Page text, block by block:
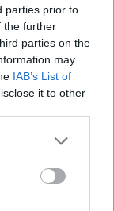
parties prior to
the further
parties on the
may
IAB’s List of
it to other
more Google
may click to
party tags to
below Google